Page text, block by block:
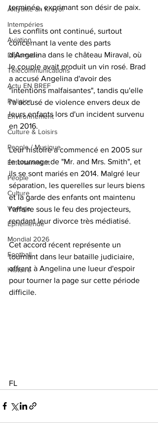
Aktyalite an Kreyòl
Intempéries
Aviation
Diplomatie
Télécommunications
Actu EN BREF
Religion
Environnement
Culture & Loisirs
People / Musique
Entertainment
People
Culture
Voyage
Éphéméride
Mondial 2026
Football
Histoire
terminée, exprimant son désir de paix.
Les conflits ont continué, surtout
concernant la vente des parts
d'Angelina dans le château Miraval, où
le couple avait produit un vin rosé. Brad
a accusé Angelina d'avoir des
"intentions malfaisantes", tandis qu'elle
l'a accusé de violence envers deux de
leurs enfants lors d'un incident survenu
en 2016.
Leur histoire a commencé en 2005 sur
le tournage de "Mr. and Mrs. Smith", et
ils se sont mariés en 2014. Malgré leur
séparation, les querelles sur leurs biens
et la garde des enfants ont maintenu
l'affaire sous le feu des projecteurs,
rendant leur divorce très médiatisé.
Cet accord récent représente un
tournant dans leur bataille judiciaire,
offrant à Angelina une lueur d'espoir
pour tourner la page sur cette période
difficile.
FL